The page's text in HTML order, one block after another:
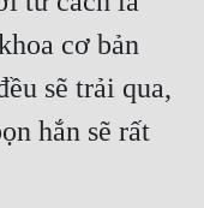
cơ bản
sẽ trải qua,
hắn sẽ rất